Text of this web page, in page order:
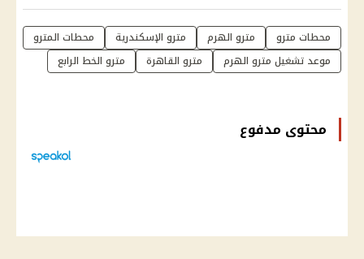
محطات مترو مترو الهرم مترو الإسكندرية
محطات المترو
موعد تشغيل مترو الهرم
مترو القاهرة مترو الخط الرابع
محتوى مدفوع